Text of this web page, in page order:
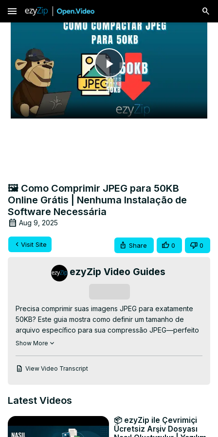
menu
Play
Video
🖼️ Como Comprimir JPEG para 50KB
Online Grátis | Nenhuma Instalação de
Software Necessária
Aug 9, 2025
Visit Site Share 0 0
ezyZip Video Guides
Precisa comprimir suas imagens JPEG para exatamente
50KB? Este guia mostra como definir um tamanho de
arquivo específico para sua compressão JPEG—perfeito
para atender requisitos de tamanho de arquivo para sites,
https://www.ezyzip.com/compactar-jpeg-para-50kb-
1. Faça upload do seu arquivo JPEG – clique em
"Selecionar arquivo JPEG para comprimir" ou arraste e
solte no ezyZip.
Show More
View Video Transcript
Latest Videos
📦 ezyZip ile Çevrimiçi
Ücretsiz Arşiv Dosyası